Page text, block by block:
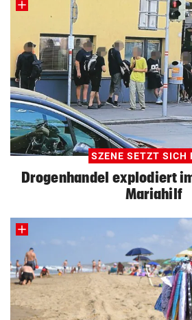
SZENE SETZT SICH
Drogenhandel explodiert
Mariahilf